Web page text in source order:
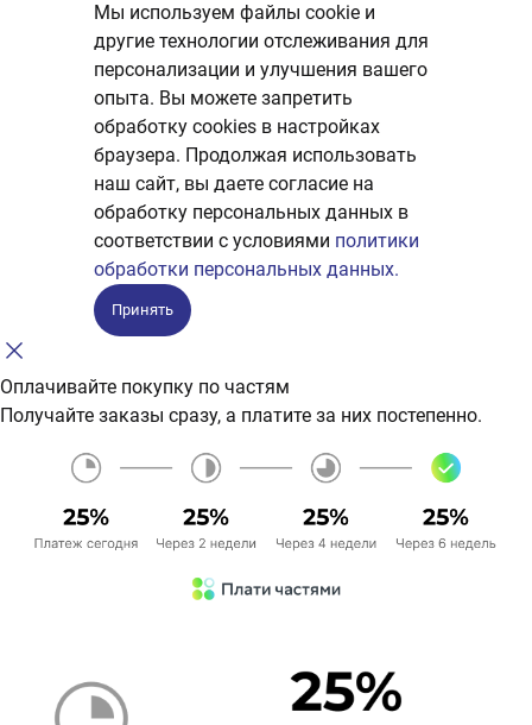
Мы используем файлы cookie и
другие технологии отслеживания для
персонализации и улучшения вашего
опыта. Вы можете запретить
обработку сookies в настройках
браузера. Продолжая использовать
наш сайт, вы даете согласие на
обработку персональных данных в
соответствии с условиями политики
обработки персональных данных.
Принять
Оплачивайте покупку по частям
Получайте заказы сразу, а платите за них постепенно.